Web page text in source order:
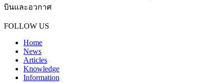
บินและอวกาศ
FOLLOW US
Home
News
Articles
Knowledge
Information